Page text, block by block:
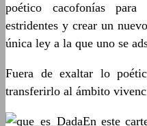
poético cacofonías
estridentes y crear un
única ley a la que uno se
Fuera de exaltar lo
transferirlo al ámbito
En este